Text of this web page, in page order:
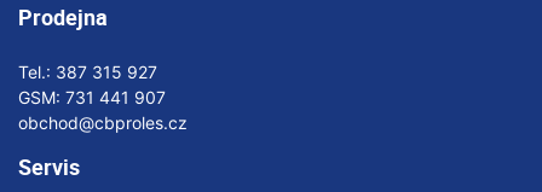
Prodejna
Tel.: 387 315 927
GSM: 731 441 907
obchod@cbproles.cz
Servis